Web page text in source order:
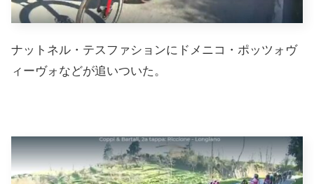
ナットネル・テスファションにドメニコ・ポッツォヴ
ィーヴォなどが追いついた。